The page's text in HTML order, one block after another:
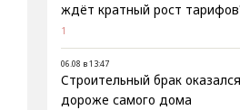
ждёт кратный рост
1
06.08 в 13:47
Строительный брак оказался
дороже самого дома